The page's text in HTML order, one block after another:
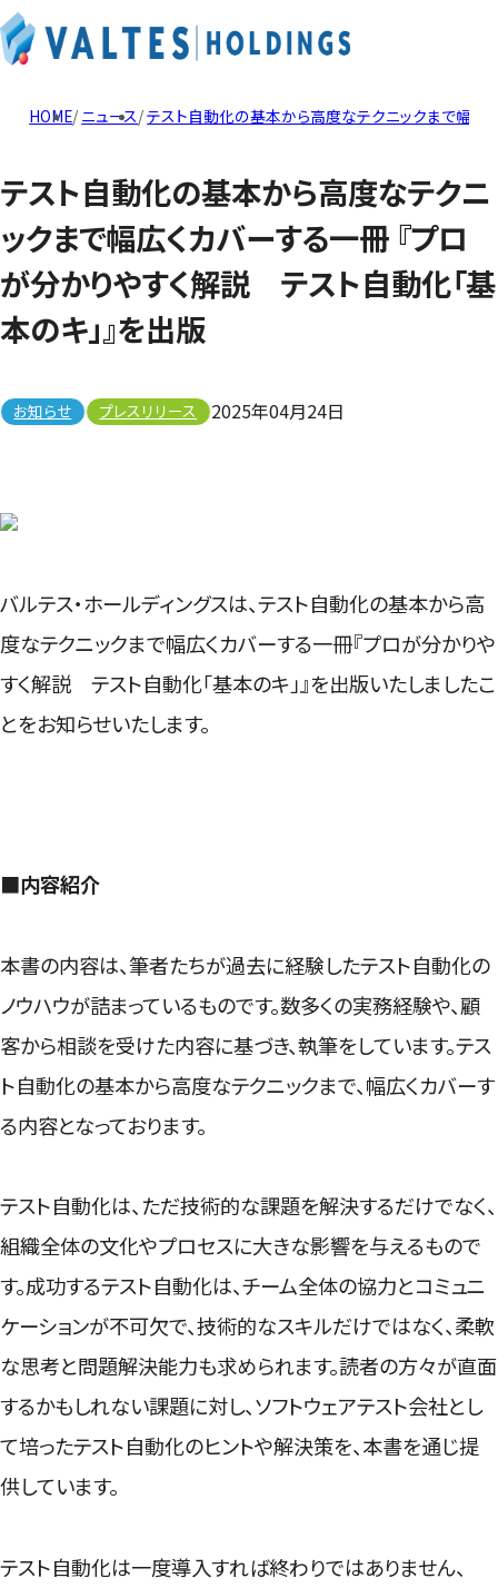
HOME ニュース テスト自動化の基本から高度なテクニックまで幅広
テスト自動化の基本から高度なテクニ
ックまで幅広くカバーする一冊 『プロ
が分かりやすく解説 テスト自動化「基
本のキ」』を出版
お知らせ プレスリリース 2025年04月24日
バルテス・ホールディングスは、テスト自動化の基本から高
度なテクニックまで幅広くカバーする一冊『プロが分かりや
すく解説 テスト自動化「基本のキ」』を出版いたしましたこ
とをお知らせいたします。
■内容紹介
本書の内容は、筆者たちが過去に経験したテスト自動化の
ノウハウが詰まっているものです。数多くの実務経験や、顧
客から相談を受けた内容に基づき、執筆をしています。テス
ト自動化の基本から高度なテクニックまで、幅広くカバーす
る内容となっております。
テスト自動化は、ただ技術的な課題を解決するだけでなく、
組織全体の文化やプロセスに大きな影響を与えるもので
す。成功するテスト自動化は、チーム全体の協力とコミュニ
ケーションが不可欠で、技術的なスキルだけではなく、柔軟
な思考と問題解決能力も求められます。読者の方々が直面
するかもしれない課題に対し、ソフトウェアテスト会社とし
て培ったテスト自動化のヒントや解決策を、本書を通じ提
供しています。
テスト自動化は一度導入すれば終わりではありません、